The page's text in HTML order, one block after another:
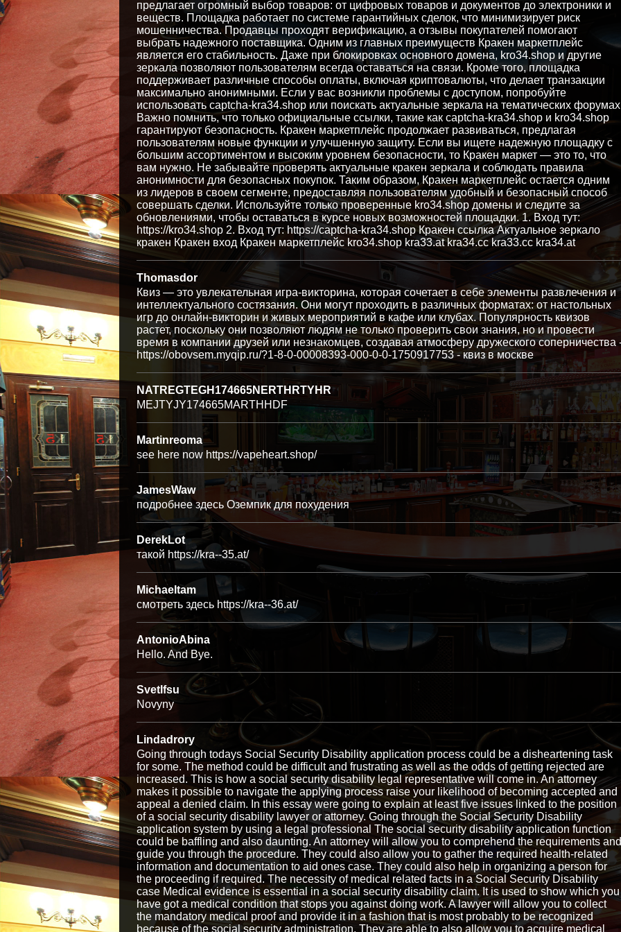
предлагает огромный выбор товаров: от цифровых товаров и документов до электроники и
веществ. Площадка работает по системе гарантийных сделок, что минимизирует риск
мошенничества. Продавцы проходят верификацию, а отзывы покупателей помогают
выбрать надежного поставщика. Одним из главных преимуществ Кракен маркетплейс
является его стабильность. Даже при блокировках основного домена, kro34.shop и другие
зеркала позволяют пользователям всегда оставаться на связи. Кроме того, площадка
поддерживает различные способы оплаты, включая криптовалюты, что делает транзакции
максимально анонимными. Если у вас возникли проблемы с доступом, попробуйте
использовать captcha-kra34.shop или поискать актуальные зеркала на тематических
Важно помнить, что только официальные ссылки, такие как captcha-kra34.shop и kro34.shop
гарантируют безопасность. Кракен маркетплейс продолжает развиваться, предлагая
пользователям новые функции и улучшенную защиту. Если вы ищете надежную площадку с
большим ассортиментом и высоким уровнем безопасности, то Кракен маркет — это то, что
вам нужно. Не забывайте проверять актуальные кракен зеркала и соблюдать правила
анонимности для безопасных покупок. Таким образом, Кракен маркетплейс остается одним
из лидеров в своем сегменте, предоставляя пользователям удобный и безопасный способ
совершать сделки. Используйте только проверенные kro34.shop домены и следите за
обновлениями, чтобы оставаться в курсе новых возможностей площадки. 1. Вход тут:
https://kro34.shop 2. Вход тут: https://captcha-kra34.shop Кракен ссылка Актуальное зеркало
кракен Кракен вход Кракен маркетплейс kro34.shop kra33.at kra34.cc kra33.cc kra34.at
Thomasdor
Квиз — это увлекательная игра-викторина, которая сочетает в себе элементы развлечения и
интеллектуального состязания. Они могут проходить в различных форматах: от настольных
игр до онлайн-викторин и живых мероприятий в кафе или клубах. Популярность квизов
растет, поскольку они позволяют людям не только проверить свои знания, но и провести
время в компании друзей или незнакомцев, создавая атмосферу дружеского соперничества
https://obovsem.myqip.ru/?1-8-0-00008393-000-0-0-1750917753 - квиз в москве
NATREGTEGH174665NERTHRTYHR
MEJTYJY174665MARTHHDF
Martinreoma
see here now https://vapeheart.shop/
JamesWaw
подробнее здесь Оземпик для похудения
DerekLot
такой https://kra--35.at/
Michaeltam
смотреть здесь https://kra--36.at/
AntonioAbina
Hello. And Bye.
Svetlfsu
Novyny
Lindadrory
Going through todays Social Security Disability application process could be a disheartening task
for some. The method could be difficult and frustrating as well as the odds of getting rejected are
increased. This is how a social security disability legal representative will come in. An attorney
makes it possible to navigate the applying process raise your likelihood of becoming accepted and
appeal a denied claim. In this essay were going to explain at least five issues linked to the position
of a social security disability lawyer or attorney. Going through the Social Security Disability
application system by using a legal professional The social security disability application function
could be baffling and also daunting. An attorney will allow you to comprehend the requirements and
guide you through the procedure. They could also allow you to gather the required health-related
information and documentation to aid ones case. They could also help in organizing a person for
the proceeding if required. The necessity of medical related facts in a Social Security Disability
case Medical evidence is essential in a social security disability claim. It is used to show which you
have got a medical condition that stops you against doing work. A lawyer will allow you to collect
the mandatory medical proof and provide it in a fashion that is most probably to be recognized
because of the social security administration. They are able to also allow you to acquire medical